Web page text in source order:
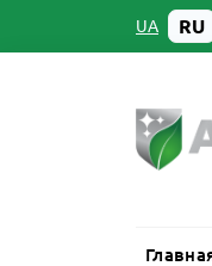
UA RU